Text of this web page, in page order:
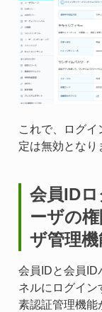
これで、ログ
定は無効となり
会員ID
ーザの
ザ管理機
会員IDと会員ID
ネルにログイン
素認証管理機能